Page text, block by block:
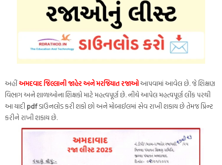
અહીંઅમદવાદ જિલ્લાની જાહેર અને મરજિયાત રજાઓઆપવામાં આવેલ છે. જે શિક્ષણ
વિભાગ અને શાળાઓના શિક્ષકો માટે મહત્વપૂર્ણ છે. નીચે આપેલ મહત્વપૂર્ણ લીંક પરથી
આ યાદીpdfડાઉનલોડ કરી શકો છો અને મોબાઈલમાં સેવ રાખી શકાય છે તેમજ પ્રિન્ટ
કરીને રાખી શકાય છે.